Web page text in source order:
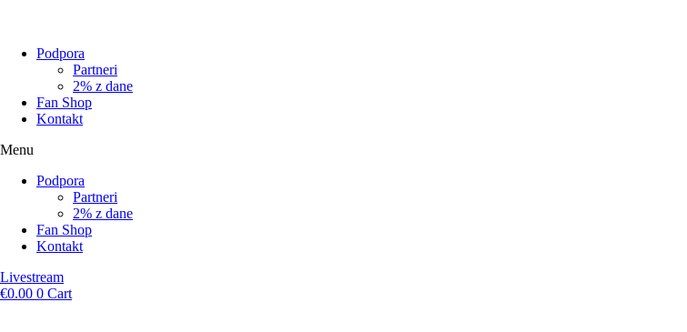
Podpora
Partneri
2% z dane
Fan Shop
Kontakt
Menu
Podpora
Partneri
2% z dane
Fan Shop
Kontakt
Livestream
€0.00 0 Cart